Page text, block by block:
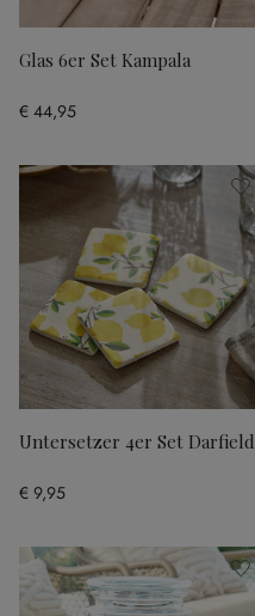
Glas 6er Set Kampala
€ 44,95
Untersetzer 4er Set Darfield
€ 9,95